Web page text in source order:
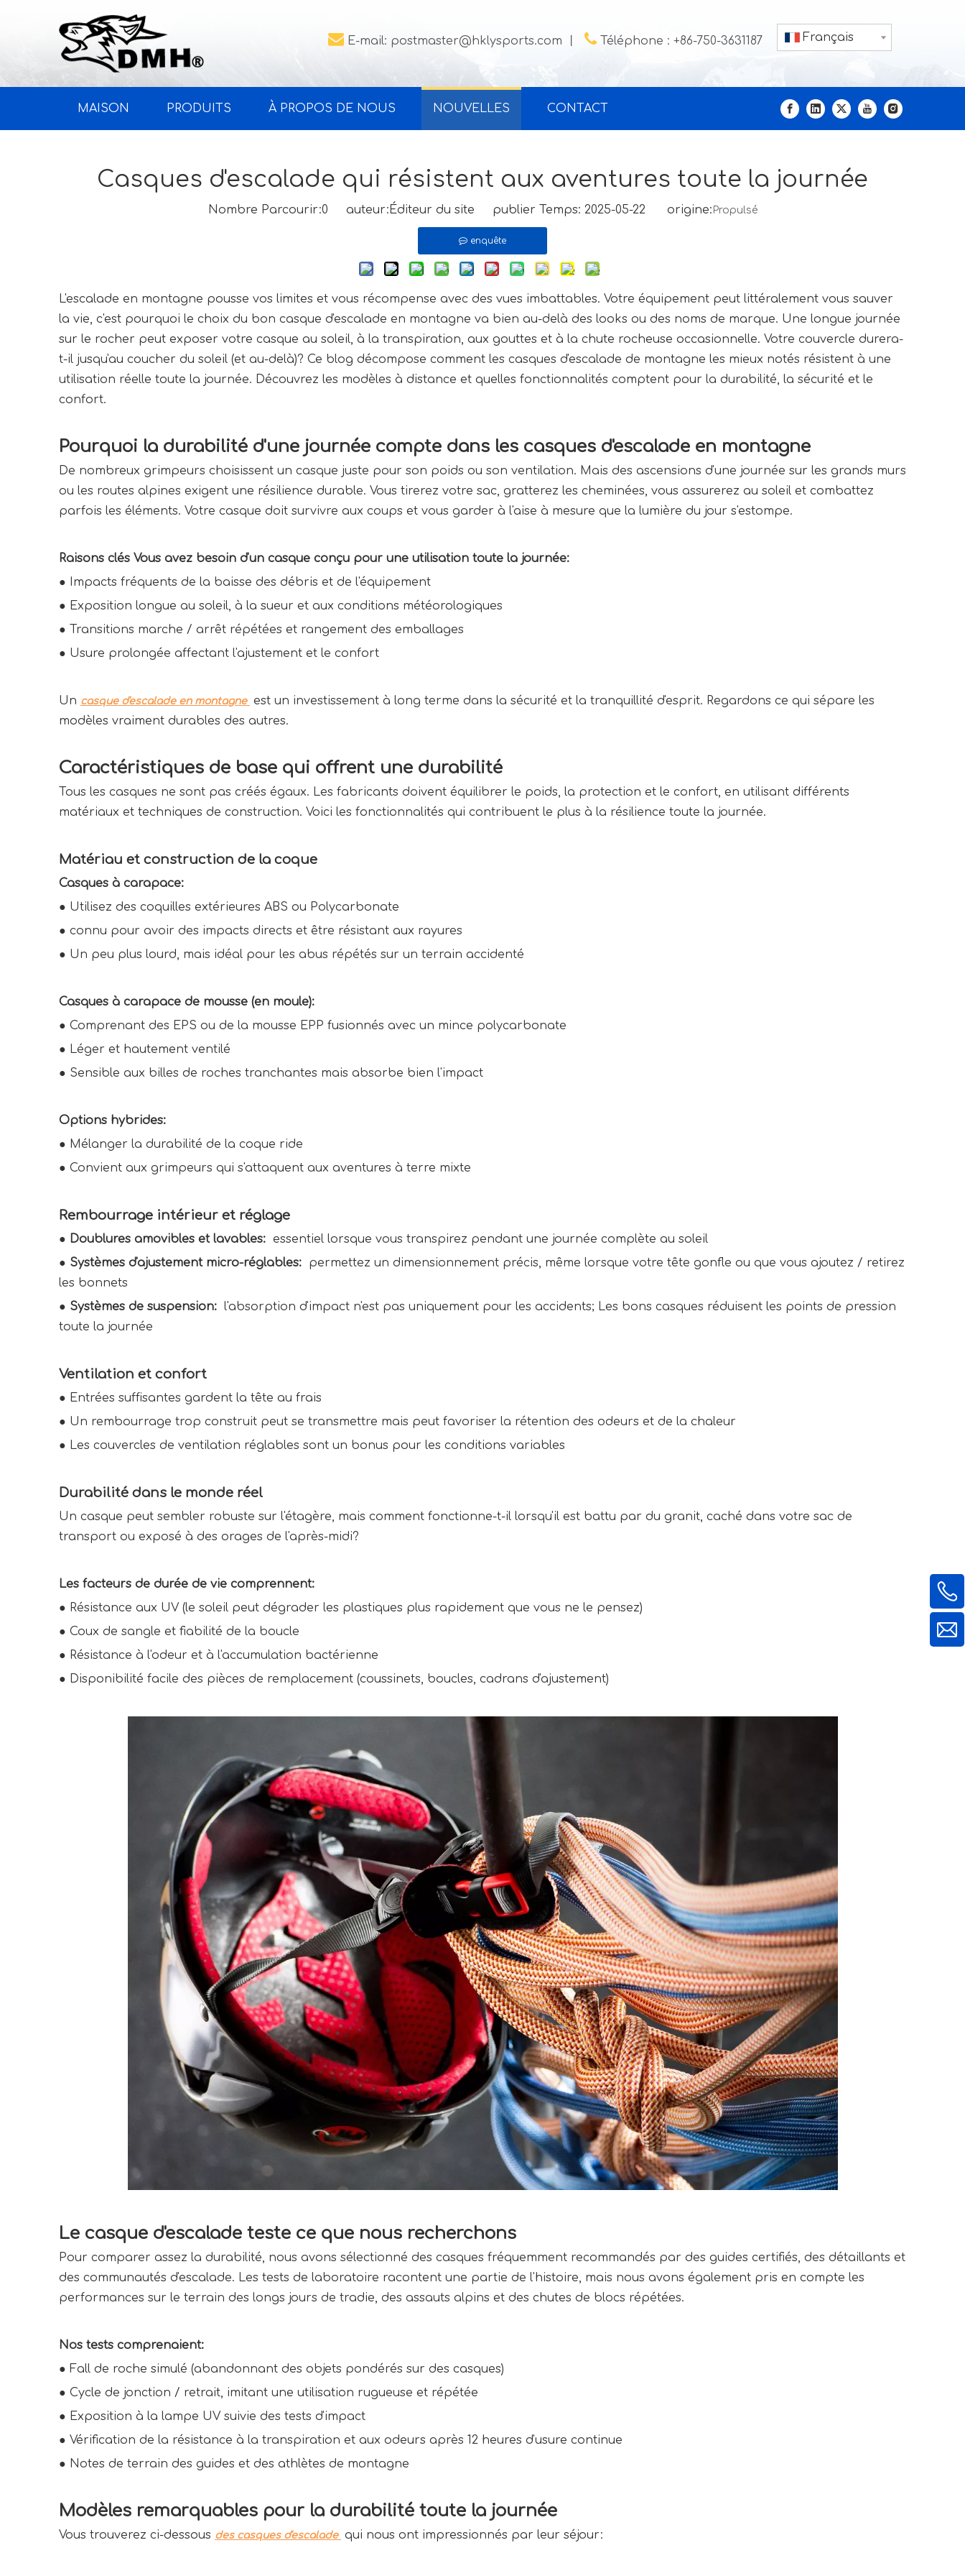
 E-mail: postmaster@hklysports.com  Téléphone : +86-750-3631187 Français
MAISON PRODUITS À PROPOS DE NOUS NOUVELLES CONTACT
Casques d'escalade qui résistent aux aventures toute la journée
Nombre Parcourir:0 auteur:Éditeur du site publier Temps: 2025-05-22 origine: Propulsé
enquête
L'escalade en montagne pousse vos limites et vous récompense avec des vues imbattables. Votre équipement peut littéralement vous sauver
la vie, c'est pourquoi le choix du bon casque d'escalade en montagne va bien au-delà des looks ou des noms de marque. Une longue journée
sur le rocher peut exposer votre casque au soleil, à la transpiration, aux gouttes et à la chute rocheuse occasionnelle. Votre couvercle durera-
t-il jusqu'au coucher du soleil (et au-delà)? Ce blog décompose comment les casques d'escalade de montagne les mieux notés résistent à une
utilisation réelle toute la journée. Découvrez les modèles à distance et quelles fonctionnalités comptent pour la durabilité, la sécurité et le
confort.
Pourquoi la durabilité d'une journée compte dans les casques d'escalade en montagne
De nombreux grimpeurs choisissent un casque juste pour son poids ou son ventilation. Mais des ascensions d'une journée sur les grands murs
ou les routes alpines exigent une résilience durable. Vous tirerez votre sac, gratterez les cheminées, vous assurerez au soleil et combattez
parfois les éléments. Votre casque doit survivre aux coups et vous garder à l'aise à mesure que la lumière du jour s'estompe.
Raisons clés Vous avez besoin d'un casque conçu pour une utilisation toute la journée:
● Impacts fréquents de la baisse des débris et de l'équipement
● Exposition longue au soleil, à la sueur et aux conditions météorologiques
● Transitions marche / arrêt répétées et rangement des emballages
● Usure prolongée affectant l'ajustement et le confort
Un casque d'escalade en montagne est un investissement à long terme dans la sécurité et la tranquillité d'esprit. Regardons ce qui sépare les
modèles vraiment durables des autres.
Caractéristiques de base qui offrent une durabilité
Tous les casques ne sont pas créés égaux. Les fabricants doivent équilibrer le poids, la protection et le confort, en utilisant différents
matériaux et techniques de construction. Voici les fonctionnalités qui contribuent le plus à la résilience toute la journée.
Matériau et construction de la coque
Casques à carapace:
● Utilisez des coquilles extérieures ABS ou Polycarbonate
● connu pour avoir des impacts directs et être résistant aux rayures
● Un peu plus lourd, mais idéal pour les abus répétés sur un terrain accidenté
Casques à carapace de mousse (en moule):
● Comprenant des EPS ou de la mousse EPP fusionnés avec un mince polycarbonate
● Léger et hautement ventilé
● Sensible aux billes de roches tranchantes mais absorbe bien l'impact
Options hybrides:
● Mélanger la durabilité de la coque ride
● Convient aux grimpeurs qui s'attaquent aux aventures à terre mixte
Rembourrage intérieur et réglage
● Doublures amovibles et lavables: essentiel lorsque vous transpirez pendant une journée complète au soleil
● Systèmes d'ajustement micro-réglables:
permettez un dimensionnement précis, même lorsque votre tête gonfle ou que vous ajoutez / retirez
les bonnets
● Systèmes de suspension: l'absorption d'impact n'est pas uniquement pour les accidents; Les bons casques réduisent les points de pression
toute la journée
Ventilation et confort
● Entrées suffisantes gardent la tête au frais
● Un rembourrage trop construit peut se transmettre mais peut favoriser la rétention des odeurs et de la chaleur
● Les couvercles de ventilation réglables sont un bonus pour les conditions variables
Durabilité dans le monde réel
Un casque peut sembler robuste sur l'étagère, mais comment fonctionne-t-il lorsqu'il est battu par du granit, caché dans votre sac de
transport ou exposé à des orages de l'après-midi?
Les facteurs de durée de vie comprennent:
● Résistance aux UV (le soleil peut dégrader les plastiques plus rapidement que vous ne le pensez)
● Coux de sangle et fiabilité de la boucle
● Résistance à l'odeur et à l'accumulation bactérienne
● Disponibilité facile des pièces de remplacement (coussinets, boucles, cadrans d'ajustement)
Le casque d'escalade teste ce que nous recherchons
Pour comparer assez la durabilité, nous avons sélectionné des casques fréquemment recommandés par des guides certifiés, des détaillants et
des communautés d'escalade. Les tests de laboratoire racontent une partie de l'histoire, mais nous avons également pris en compte les
performances sur le terrain des longs jours de tradie, des assauts alpins et des chutes de blocs répétées.
Nos tests comprenaient:
● Fall de roche simulé (abandonnant des objets pondérés sur des casques)
● Cycle de jonction / retrait, imitant une utilisation rugueuse et répétée
● Exposition à la lampe UV suivie des tests d'impact
● Vérification de la résistance à la transpiration et aux odeurs après 12 heures d'usure continue
● Notes de terrain des guides et des athlètes de montagne
Modèles remarquables pour la durabilité toute la journée
Vous trouverez ci-dessous des casques d'escalade qui nous ont impressionnés par leur séjour: